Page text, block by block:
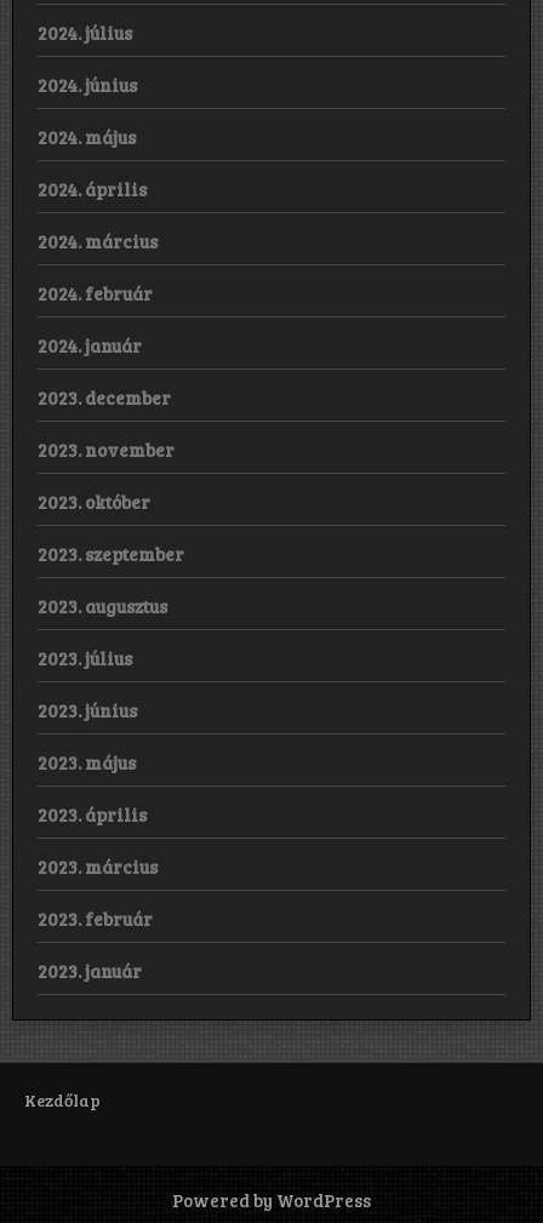
2024. július
2024. június
2024. május
2024. április
2024. március
2024. február
2024. január
2023. december
2023. november
2023. október
2023. szeptember
2023. augusztus
2023. július
2023. június
2023. május
2023. április
2023. március
2023. február
2023. január
Kezdőlap
Powered by WordPress